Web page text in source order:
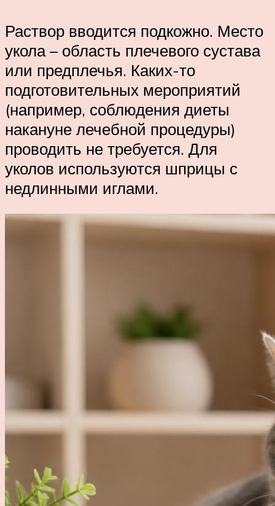
Раствор вводится подкожно. Место
укола – область плечевого сустава
или предплечья. Каких-то
подготовительных мероприятий
(например, соблюдения диеты
накануне лечебной процедуры)
проводить не требуется. Для
уколов используются шприцы с
недлинными иглами.